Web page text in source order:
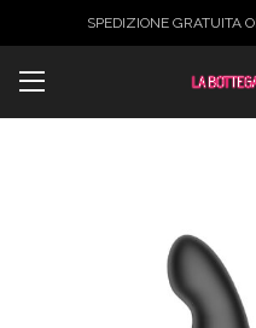
SPEDIZIONE GRATUITA